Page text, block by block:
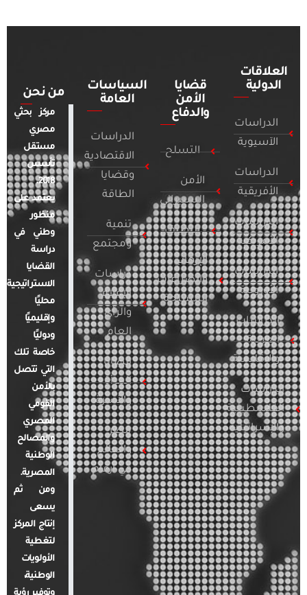
العلاقات
الدولية
الدراسات
الآسيوية
الدراسات
الأفريقية
الدراسات
الأمريكية
الدراسات
الأوروبية
الدراسات
العربية
والإقليمية
الدراسات
الفلسطينية
والإسرائيلية
قضايا
الأمن
والدفاع
التسلح
الأمن
السيبراني
التطرف
الإرهاب
والصراعات
المسلحة
السياسات
العامة
الدراسات
الاقتصادية
وقضايا
الطاقة
تنمية
ومجتمع
دراسات
الإعلام
والرأي
العام
قضايا
المرأة
والأسرة
مصر
والعالم
في أرقام
من نحن
مركز بحثي
مصري
مستقل
تأسس
2018.
يعتمد على
منظور
وطني في
دراسة
القضايا
الاستراتيجية
محليًا
وإقليميًا
ودوليًا
خاصة تلك
التي تتصل
بالأمن
القومي
المصري
والمصالح
الوطنية
المصرية.
ومن ثم
يسعى
إنتاج المركز
لتغطية
الأولويات
الوطنية،